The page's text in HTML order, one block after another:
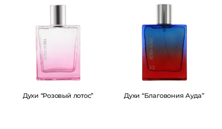
Духи “Розовый лотос” Духи “Благовония Ауда”